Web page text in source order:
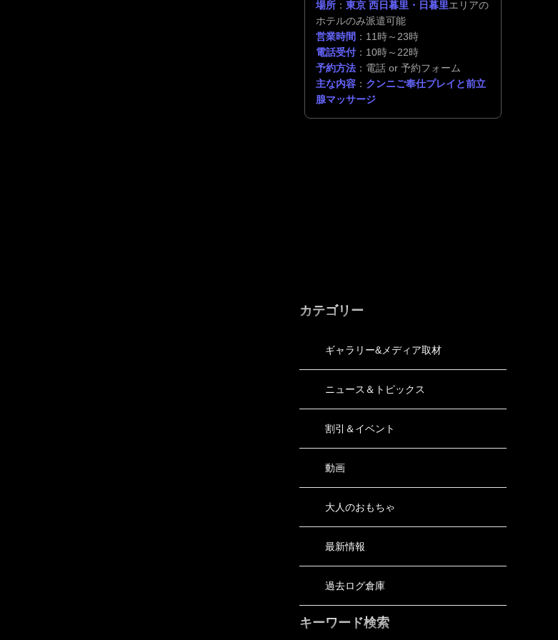
場所 ： 東京 西日暮里・日暮里エリアの
ホテルのみ派遣可能
営業時間 ：11時～23時
電話受付：10時～22時
予約方法 ：電話 or 予約フォーム
主な内容 ： クンニご奉仕プレイと前立
腺マッサージ
カテゴリー
ギャラリー&メディア取材
ニュース＆トピックス
割引＆イベント
動画
大人のおもちゃ
最新情報
過去ログ倉庫
キーワード検索